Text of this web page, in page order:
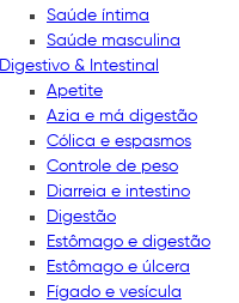
Saúde íntima
Saúde masculina
Digestivo & Intestinal
Apetite
Azia e má digestão
Cólica e espasmos
Controle de peso
Diarreia e intestino
Digestão
Estômago e digestão
Estômago e úlcera
Fígado e vesícula